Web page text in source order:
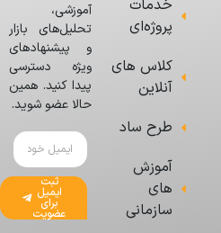
خدمات
پروژه‌ای
کلاس های
آنلاین
طرح ساد
آموزش
های
سازمانی
آموزشی،
تحلیل‌های بازار
و پیشنهادهای
ویژه دسترسی
پیدا کنید. همین
حالا عضو شوید.
ثبت
ایمیل
برای
عضویت